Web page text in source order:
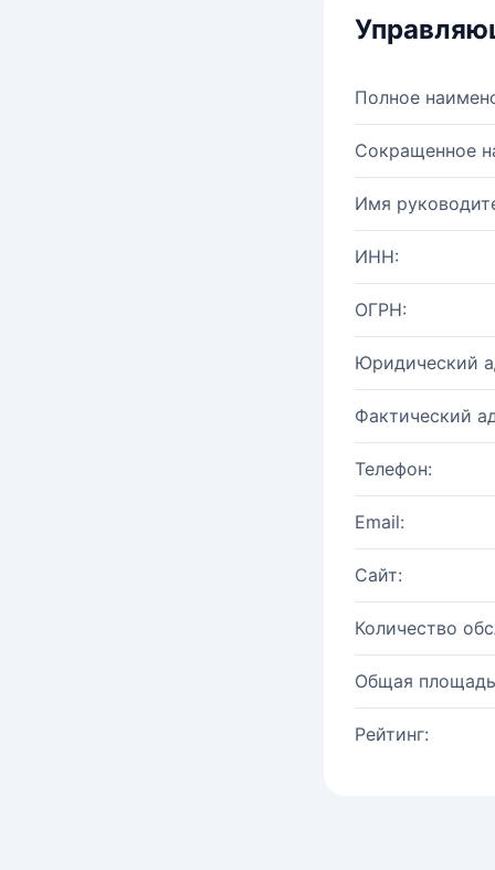
Полное
Сокращенное
Имя
ИНН:
ОГРН:
Юридический
Фактический
Телефон:
Email:
Сайт:
Количество
Общая
Рейтинг: